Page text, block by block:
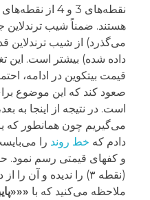
می‌گذرد) از شیب ترندلاین
داده شده) بیشتر است. این
قیمت بیتکوین در ادامه،
صعود کند که این موضوع
است. در نتیجه از اینجا به
می‌گیریم چون همانطور که
دادم که خط روند را
و کفهای قیمتی رسم نمود.
(نقطه ۳) را ندیده و آن
ملاحظه می‌کنید که با